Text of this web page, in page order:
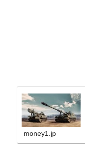
money1.jp